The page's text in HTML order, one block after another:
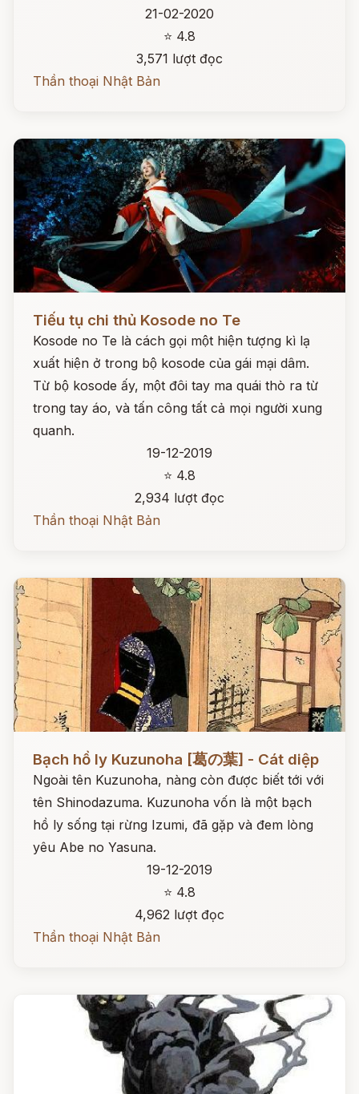
21-02-2020
⭐ 4.8
3,571 lượt đọc
Thần thoại Nhật Bản
Đọc ngay
Tiếu tụ chi thủ Kosode no Te
Kosode no Te là cách gọi một hiện tượng kì lạ
xuất hiện ở trong bộ kosode của gái mại dâm.
Từ bộ kosode ấy, một đôi tay ma quái thò ra từ
trong tay áo, và tấn công tất cả mọi người xung
quanh.
19-12-2019
⭐ 4.8
2,934 lượt đọc
Thần thoại Nhật Bản
Bạch hồ ly Kuzunoha [葛の葉] - Cát diệp
Ngoài tên Kuzunoha, nàng còn được biết tới với
tên Shinodazuma. Kuzunoha vốn là một bạch
hồ ly sống tại rừng Izumi, đã gặp và đem lòng
yêu Abe no Yasuna.
19-12-2019
⭐ 4.8
4,962 lượt đọc
Thần thoại Nhật Bản